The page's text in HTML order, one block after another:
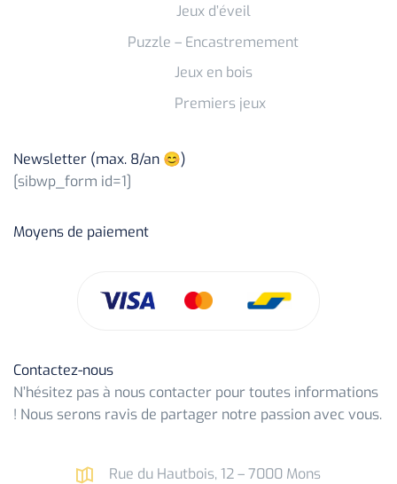
Jeux d’éveil
Puzzle – Encastremement
Jeux en bois
Premiers jeux
Newsletter (max. 8/an 😊)
[sibwp_form id=1]
Moyens de paiement
Contactez-nous
N’hésitez pas à nous contacter pour toutes informations
! Nous serons ravis de partager notre passion avec vous.
Rue du Hautbois, 12 – 7000 Mons